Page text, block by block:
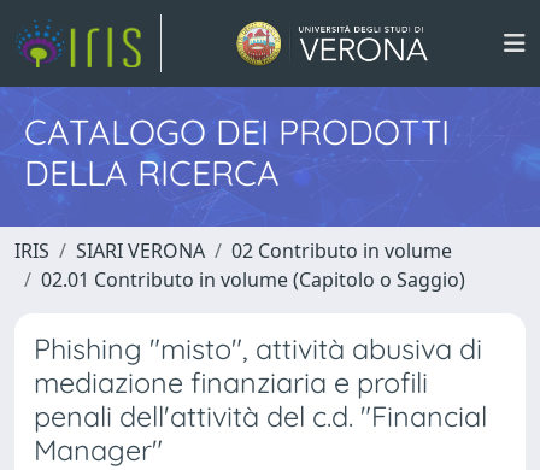
CATALOGO DEI PRODOTTI
DELLA RICERCA
IRIS SIARI VERONA
02 Contributo in volume
02.01 Contributo in volume (Capitolo o Saggio)
Phishing "misto", attività abusiva di
mediazione finanziaria e profili
penali dell'attività del c.d. "Financial
Manager"